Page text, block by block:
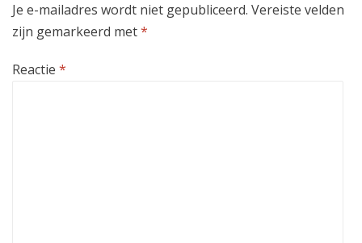
Je e-mailadres wordt niet gepubliceerd. Vereiste velden
zijn gemarkeerd met*
Reactie *